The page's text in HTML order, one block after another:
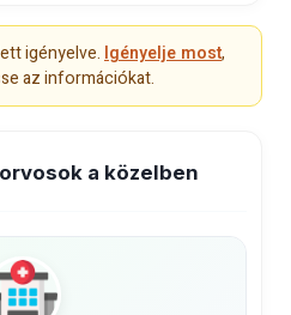
igényelve. Igényelje most,
az információkat.
a közelben